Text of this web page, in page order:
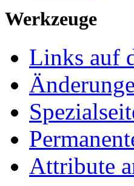
Werkzeuge
Links auf
Attribute